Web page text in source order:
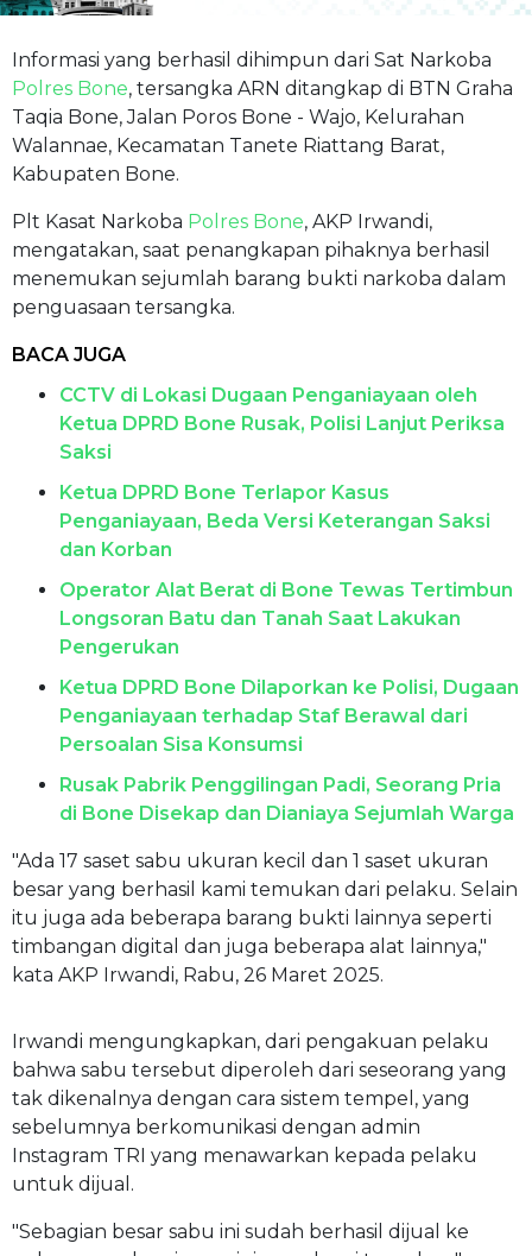
Informasi yang berhasil dihimpun dari Sat Narkoba
Polres Bone, tersangka ARN ditangkap di BTN Graha
Taqia Bone, Jalan Poros Bone - Wajo, Kelurahan
Walannae, Kecamatan Tanete Riattang Barat,
Kabupaten Bone.
Plt Kasat Narkoba Polres Bone, AKP Irwandi,
mengatakan, saat penangkapan pihaknya berhasil
menemukan sejumlah barang bukti narkoba dalam
penguasaan tersangka.
BACA JUGA
CCTV di Lokasi Dugaan Penganiayaan oleh
Ketua DPRD Bone Rusak, Polisi Lanjut Periksa
Saksi
Ketua DPRD Bone Terlapor Kasus
Penganiayaan, Beda Versi Keterangan Saksi
dan Korban
Operator Alat Berat di Bone Tewas Tertimbun
Longsoran Batu dan Tanah Saat Lakukan
Pengerukan
Ketua DPRD Bone Dilaporkan ke Polisi, Dugaan
Penganiayaan terhadap Staf Berawal dari
Persoalan Sisa Konsumsi
Rusak Pabrik Penggilingan Padi, Seorang Pria
di Bone Disekap dan Dianiaya Sejumlah Warga
"Ada 17 saset sabu ukuran kecil dan 1 saset ukuran
besar yang berhasil kami temukan dari pelaku. Selain
itu juga ada beberapa barang bukti lainnya seperti
timbangan digital dan juga beberapa alat lainnya,"
kata AKP Irwandi, Rabu, 26 Maret 2025.
Irwandi mengungkapkan, dari pengakuan pelaku
bahwa sabu tersebut diperoleh dari seseorang yang
tak dikenalnya dengan cara sistem tempel, yang
sebelumnya berkomunikasi dengan admin
Instagram TRI yang menawarkan kepada pelaku
untuk dijual.
"Sebagian besar sabu ini sudah berhasil dijual ke